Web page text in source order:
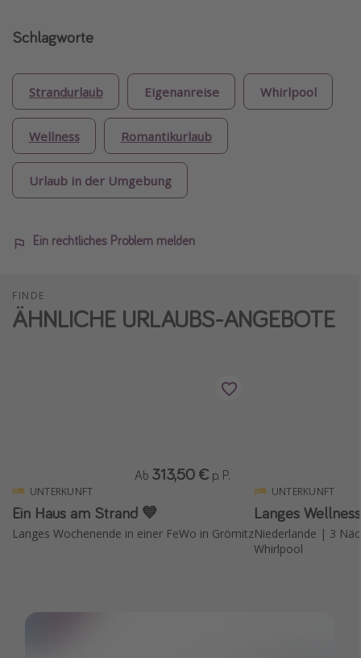
Schlagworte
Strandurlaub Eigenanreise Whirlpool
Wellness Romantikurlaub
Urlaub in der Umgebung
Ein rechtliches Problem melden
FINDE
ÄHNLICHE URLAUBS-ANGEBOTE
UNTERKUNFT
Ein Haus am Strand 💙
Langes Wochenende in einer FeWo in Grömitz
Ab 313,50 € p. P.
UNTERKUNFT
Langes
Niederlande | 3
Whirlpool